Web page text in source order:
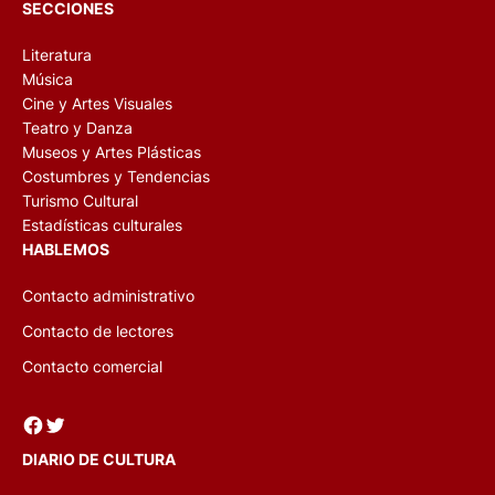
SECCIONES
Literatura
Música
Cine y Artes Visuales
Teatro y Danza
Museos y Artes Plásticas
Costumbres y Tendencias
Turismo Cultural
Estadísticas culturales
HABLEMOS
Contacto administrativo
Contacto de lectores
Contacto comercial
Facebook Twitter
DIARIO DE CULTURA